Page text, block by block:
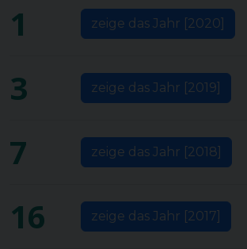
1 zeige das Jahr [2020]
3 zeige das Jahr [2019]
7 zeige das Jahr [2018]
16 zeige das Jahr [2017]